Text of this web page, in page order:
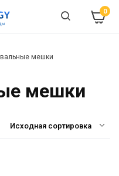
0
мешки
мешки